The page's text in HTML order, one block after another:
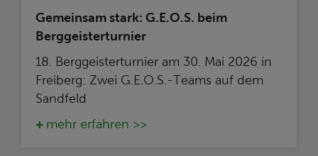
Gemeinsam stark: G.E.O.S. beim
Berggeisterturnier
18. Berggeisterturnier am 30. Mai 2026 in
Freiberg: Zwei G.E.O.S.-Teams auf dem
Sandfeld
mehr erfahren >>